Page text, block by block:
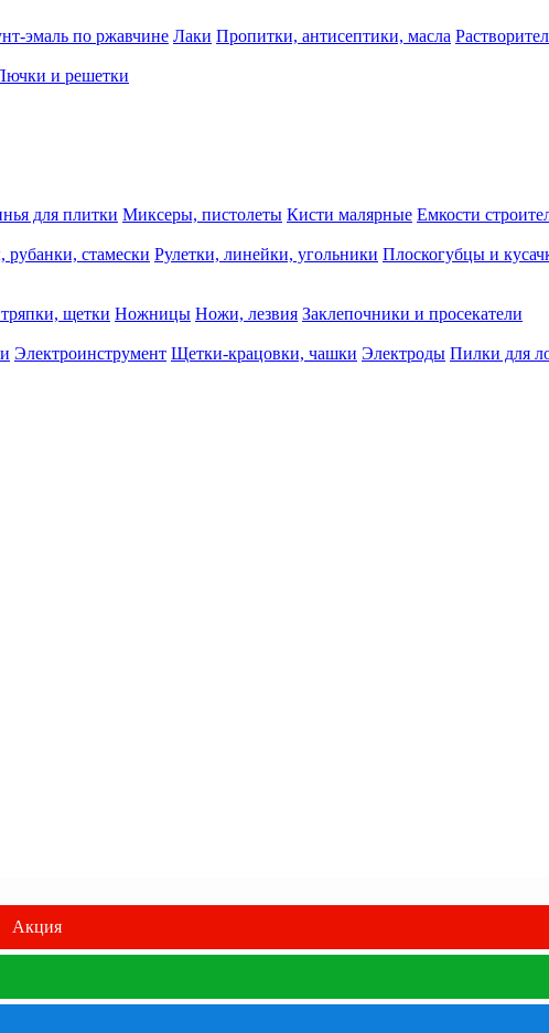
эмаль по ржавчине Лаки Пропитки, антисептики, масла
и решетки
для плитки Миксеры, пистолеты Кисти малярные Емкости
рубанки, стамески Рулетки, линейки, угольники Плоскогубцы и
щетки Ножницы Ножи, лезвия Заклепочники и просекатели
Электроинструмент Щетки-крацовки, чашки Электроды Пилки для
Акция